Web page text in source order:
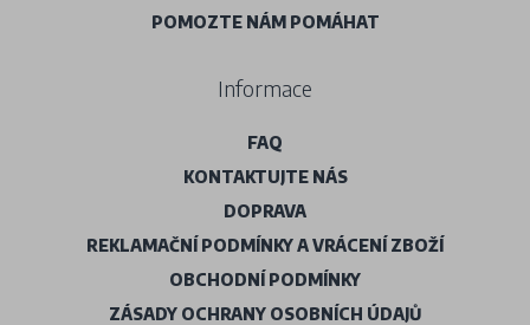
POMOZTE NÁM POMÁHAT
Informace
FAQ
KONTAKTUJTE NÁS
DOPRAVA
REKLAMAČNÍ PODMÍNKY A VRÁCENÍ ZBOŽÍ
OBCHODNÍ PODMÍNKY
ZÁSADY OCHRANY OSOBNÍCH ÚDAJŮ